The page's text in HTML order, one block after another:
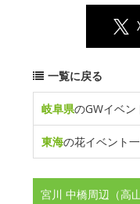
一覧に戻る
岐阜県のGWイベン
東海の花イベント
宮川 中橋周辺（高